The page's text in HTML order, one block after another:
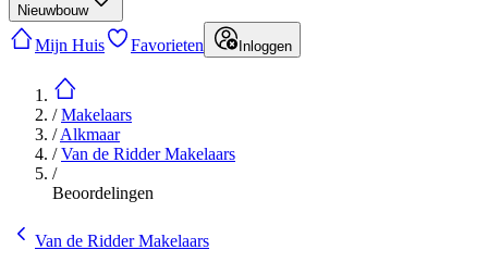
Nieuwbouw
Mijn Huis Favorieten Inloggen
/Makelaars
/Alkmaar
/Van de Ridder Makelaars
/
Beoordelingen
Van de Ridder Makelaars